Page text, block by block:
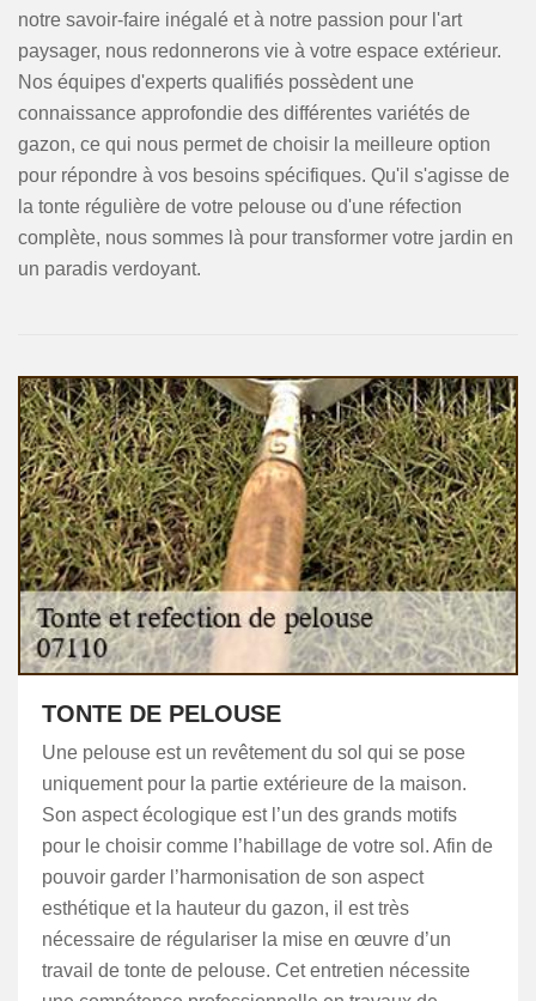
notre savoir-faire inégalé et à notre passion pour l'art
paysager, nous redonnerons vie à votre espace extérieur.
Nos équipes d'experts qualifiés possèdent une
connaissance approfondie des différentes variétés de
gazon, ce qui nous permet de choisir la meilleure option
pour répondre à vos besoins spécifiques. Qu'il s'agisse de
la tonte régulière de votre pelouse ou d'une réfection
complète, nous sommes là pour transformer votre jardin en
un paradis verdoyant.
TONTE DE PELOUSE
Une pelouse est un revêtement du sol qui se pose
uniquement pour la partie extérieure de la maison.
Son aspect écologique est l’un des grands motifs
pour le choisir comme l’habillage de votre sol. Afin de
pouvoir garder l’harmonisation de son aspect
esthétique et la hauteur du gazon, il est très
nécessaire de régulariser la mise en œuvre d’un
travail de tonte de pelouse. Cet entretien nécessite